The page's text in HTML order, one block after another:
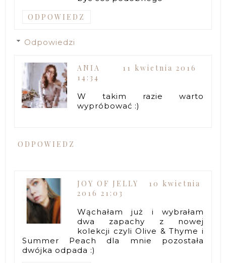
ODPOWIEDZ
Odpowiedzi
ANIA
11 kwietnia 2016
14:34
W takim razie warto
wypróbować :)
ODPOWIEDZ
JOY OF JELLY
10 kwietnia
2016 21:03
Wąchałam już i wybrałam
dwa zapachy z nowej
kolekcji czyli Olive & Thyme i
Summer Peach dla mnie pozostała
dwójka odpada :)